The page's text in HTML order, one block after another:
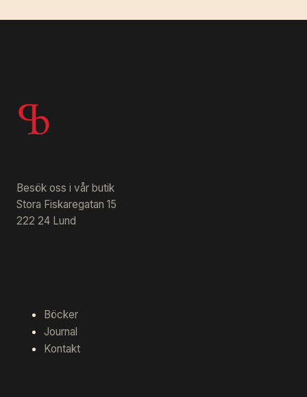
Besök oss i vår butik
Stora Fiskaregatan 15
222 24 Lund
Böcker
Journal
Kontakt